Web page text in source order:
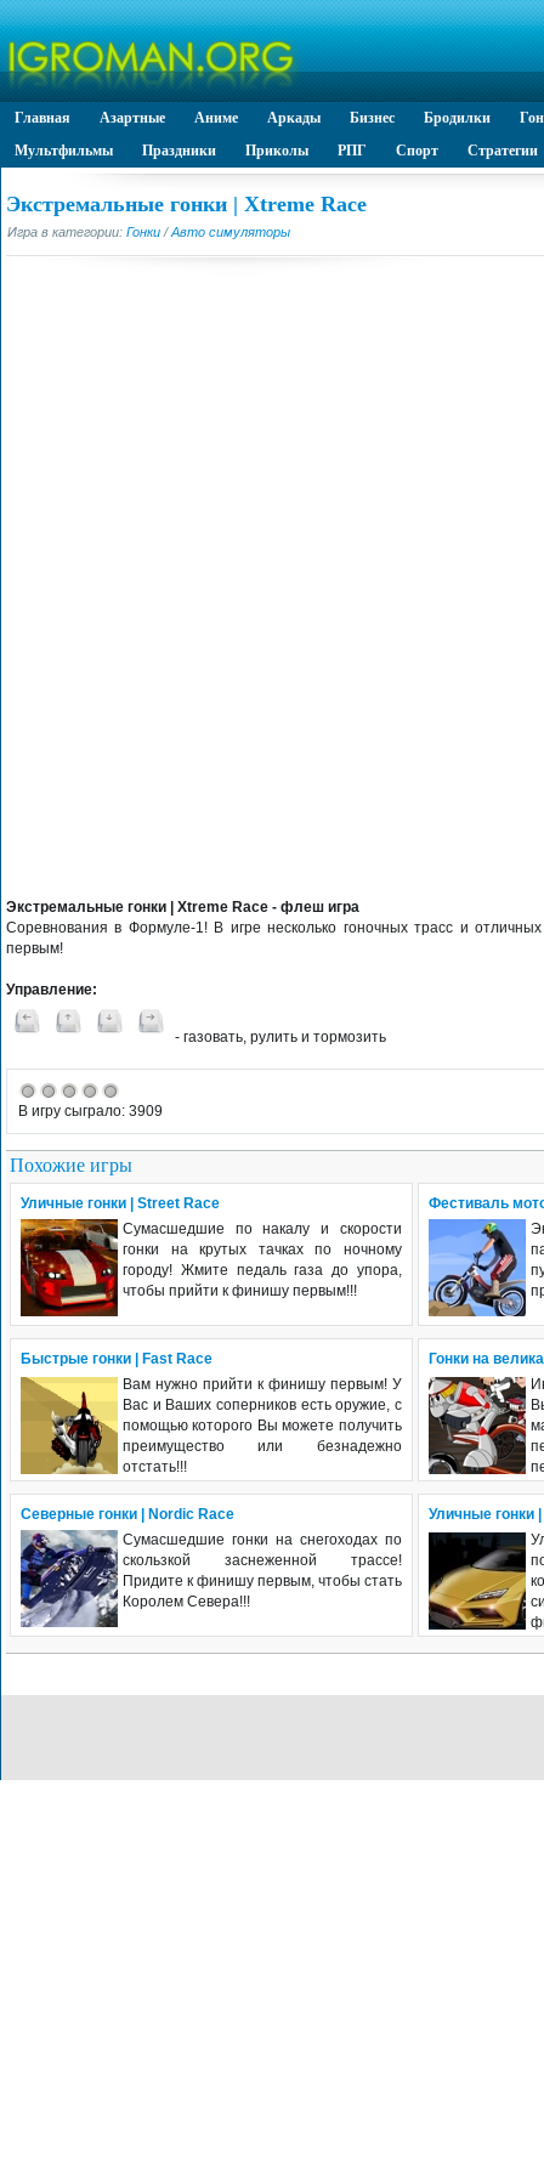
Главная Азартные Аниме Аркады Бизнес Бродилки
Мультфильмы
Праздники Приколы РПГ Спорт Стратегии
Экстремальные гонки | Xtreme Race
Игра в категории: Гонки /Авто симуляторы
Экстремальные гонки | Xtreme Race - флеш игра
Соревнования в Формуле-1! В игре несколько гоночных трасс и
первым!
Управление:
- газовать, рулить и тормозить
В игру сыграло: 3909
Похожие игры
Уличные гонки | Street Race
Сумасшедшие по накалу и скорости
гонки на крутых тачках по ночному
городу! Жмите педаль газа до упора,
чтобы прийти к финишу первым!!!
Фестиваль
Быстрые гонки | Fast Race
Вам нужно прийти к финишу первым! У
Вас и Ваших соперников есть оружие, с
помощью которого Вы можете получить
преимущество или безнадежно
отстать!!!
Гонки на
Северные гонки | Nordic Race
Сумасшедшие гонки на снегоходах по
скользкой заснеженной трассе!
Придите к финишу первым, чтобы стать
Королем Севера!!!
Уличные гонки